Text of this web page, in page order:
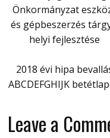
Önkormányzat
és gépbeszerzés
helyi fejlesztése
2018 évi hipa
ABCDEFGHIJK
Leave a